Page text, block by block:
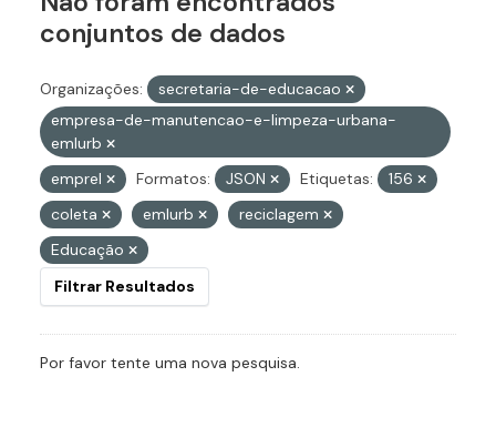
conjuntos de dados
Organizações:
secretaria-de-educacao
empresa-de-manutencao-e-limpeza-urbana-
emlurb
emprel
Formatos: JSON Etiquetas:
156
coleta
emlurb
reciclagem
Educação
Filtrar Resultados
Por favor tente uma nova pesquisa.